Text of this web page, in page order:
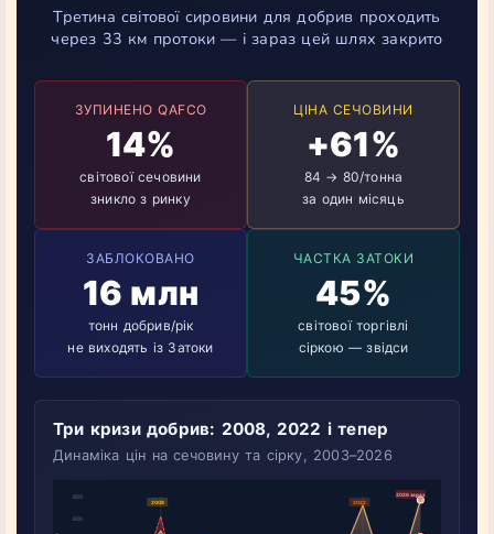
Третина світової сировини для добрив проходить
через 33 км протоки — і зараз цей шлях закрито
ЗУПИНЕНО QAFCO
14%
світової сечовини
зникло з ринку
ЦІНА СЕЧОВИНИ
+61%
84 → 80/тонна
за один місяць
ЗАБЛОКОВАНО
16 млн
тонн добрив/рік
не виходять із Затоки
ЧАСТКА ЗАТОКИ
45%
світової торгівлі
сіркою — звідси
Три кризи добрив: 2008, 2022 і тепер
Динаміка цін на сечовину та сірку, 2003–2026